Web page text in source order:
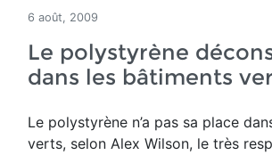
6 août, 2009
Le polystyrène
dans les bâtiments
Le polystyrène n’a pas sa place
verts, selon Alex Wilson, le très